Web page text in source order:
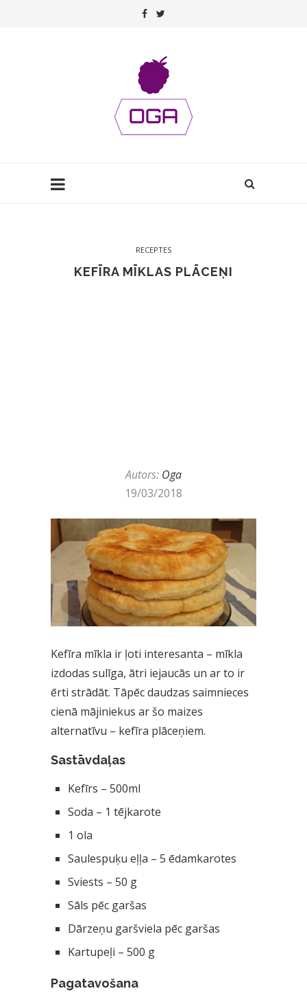
RECEPTES
KEFĪRA MĪKLAS PLĀCEŅI
Autors: Oga
19/03/2018
Kefīra mīkla ir ļoti interesanta – mīkla
izdodas sulīga, ātri iejaucās un ar to ir
ērti strādāt. Tāpēc daudzas saimnieces
cienā mājiniekus ar šo maizes
alternatīvu – kefīra plāceņiem.
Sastāvdaļas
Kefīrs – 500ml
Soda – 1 tējkarote
1 ola
Saulespuķu eļļa – 5 ēdamkarotes
Sviests – 50 g
Sāls pēc garšas
Dārzeņu garšviela pēc garšas
Kartupeļi – 500 g
Pagatavošana